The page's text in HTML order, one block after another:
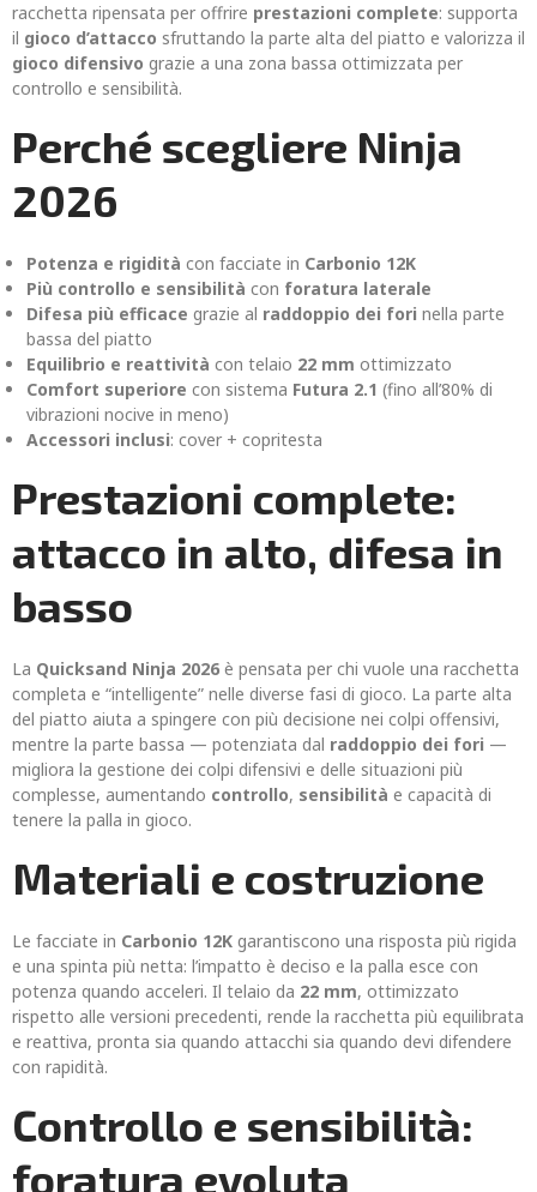
racchetta ripensata per offrire prestazioni complete: supporta
il gioco d’attacco sfruttando la parte alta del piatto e valorizza il
gioco difensivo grazie a una zona bassa ottimizzata per
controllo e sensibilità.
Perché scegliere Ninja
2026
Potenza e rigidità con facciate in Carbonio 12K
Più controllo e sensibilità con foratura laterale
Difesa più efficace grazie al raddoppio dei fori nella parte
bassa del piatto
Equilibrio e reattività con telaio 22 mm ottimizzato
Comfort superiore con sistema Futura 2.1 (fino all’80% di
vibrazioni nocive in meno)
Accessori inclusi: cover + copritesta
Prestazioni complete:
attacco in alto, difesa in
basso
La Quicksand Ninja 2026 è pensata per chi vuole una racchetta
completa e “intelligente” nelle diverse fasi di gioco. La parte alta
del piatto aiuta a spingere con più decisione nei colpi offensivi,
mentre la parte bassa — potenziata dal raddoppio dei fori —
migliora la gestione dei colpi difensivi e delle situazioni più
complesse, aumentando controllo, sensibilità e capacità di
tenere la palla in gioco.
Materiali e costruzione
Le facciate in Carbonio 12K garantiscono una risposta più rigida
e una spinta più netta: l’impatto è deciso e la palla esce con
potenza quando acceleri. Il telaio da 22 mm, ottimizzato
rispetto alle versioni precedenti, rende la racchetta più equilibrata
e reattiva, pronta sia quando attacchi sia quando devi difendere
con rapidità.
Controllo e sensibilità:
foratura evoluta